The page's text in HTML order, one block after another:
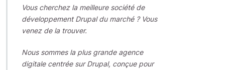
Vous cherchez la meilleure société de
développement Drupal du marché ? Vous
venez de la trouver.
Nous sommes la plus grande agence
digitale centrée sur Drupal, conçue pour